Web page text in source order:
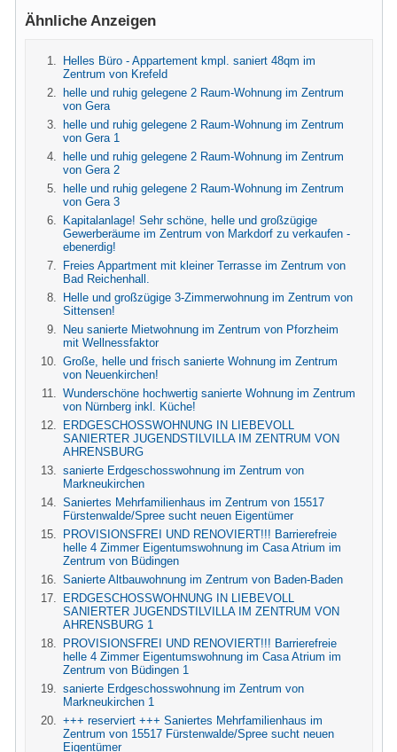
Ähnliche Anzeigen
Helles Büro - Appartement kmpl. saniert 48qm im
Zentrum von Krefeld
helle und ruhig gelegene 2 Raum-Wohnung im Zentrum
von Gera
helle und ruhig gelegene 2 Raum-Wohnung im Zentrum
von Gera 1
helle und ruhig gelegene 2 Raum-Wohnung im Zentrum
von Gera 2
helle und ruhig gelegene 2 Raum-Wohnung im Zentrum
von Gera 3
Kapitalanlage! Sehr schöne, helle und großzügige
Gewerberäume im Zentrum von Markdorf zu verkaufen -
ebenerdig!
Freies Appartment mit kleiner Terrasse im Zentrum von
Bad Reichenhall.
Helle und großzügige 3-Zimmerwohnung im Zentrum von
Sittensen!
Neu sanierte Mietwohnung im Zentrum von Pforzheim
mit Wellnessfaktor
Große, helle und frisch sanierte Wohnung im Zentrum
von Neuenkirchen!
Wunderschöne hochwertig sanierte Wohnung im Zentrum
von Nürnberg inkl. Küche!
ERDGESCHOSSWOHNUNG IN LIEBEVOLL
SANIERTER JUGENDSTILVILLA IM ZENTRUM VON
AHRENSBURG
sanierte Erdgeschosswohnung im Zentrum von
Markneukirchen
Saniertes Mehrfamilienhaus im Zentrum von 15517
Fürstenwalde/Spree sucht neuen Eigentümer
PROVISIONSFREI UND RENOVIERT!!! Barrierefreie
helle 4 Zimmer Eigentumswohnung im Casa Atrium im
Zentrum von Büdingen
Sanierte Altbauwohnung im Zentrum von Baden-Baden
ERDGESCHOSSWOHNUNG IN LIEBEVOLL
SANIERTER JUGENDSTILVILLA IM ZENTRUM VON
AHRENSBURG 1
PROVISIONSFREI UND RENOVIERT!!! Barrierefreie
helle 4 Zimmer Eigentumswohnung im Casa Atrium im
Zentrum von Büdingen 1
sanierte Erdgeschosswohnung im Zentrum von
Markneukirchen 1
+++ reserviert +++ Saniertes Mehrfamilienhaus im
Zentrum von 15517 Fürstenwalde/Spree sucht neuen
Eigentümer